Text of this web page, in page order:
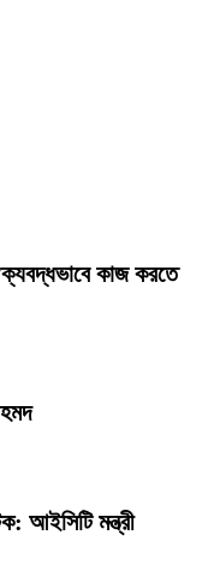
কাজ করতে
আইসিটি মন্ত্রী